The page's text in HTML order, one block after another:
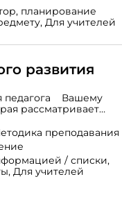
планирование
Для учителей
развития
педагога Вашему
рассматривает
пяти категориях и
по каждой из них.
индивидуальная
Второй круг – вы и
в себя
и эксперименты с
преподавания
/ списки,
Для учителей